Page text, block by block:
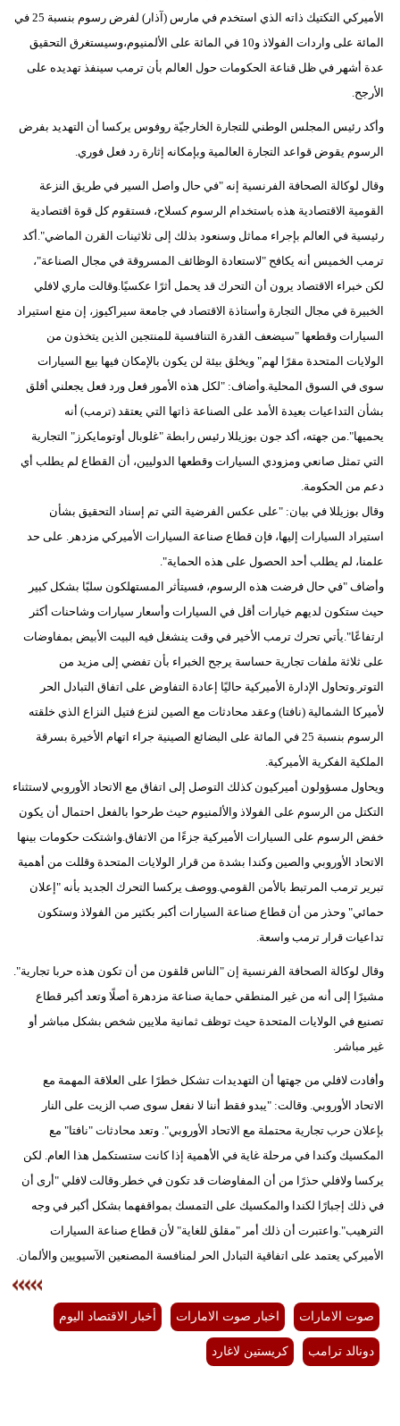
الأميركي التكتيك ذاته الذي استخدم في مارس (آذار) لفرض رسوم بنسبة 25 في
المائة على واردات الفولاذ و10 في المائة على الألمنيوم،وسيستغرق التحقيق
عدة أشهر في ظل قناعة الحكومات حول العالم بأن ترمب سينفذ تهديده على
الأرجح.
وأكد رئيس المجلس الوطني للتجارة الخارجيّة روفوس يركسا أن التهديد بفرض
الرسوم يقوض قواعد التجارة العالمية وبإمكانه إثارة رد فعل فوري.
وقال لوكالة الصحافة الفرنسية إنه "في حال واصل السير في طريق النزعة
القومية الاقتصادية هذه باستخدام الرسوم كسلاح، فستقوم كل قوة اقتصادية
رئيسية في العالم بإجراء مماثل وسنعود بذلك إلى ثلاثينات القرن الماضي".أكد
ترمب الخميس أنه يكافح "لاستعادة الوظائف المسروقة في مجال الصناعة"،
لكن خبراء الاقتصاد يرون أن التحرك قد يحمل أثرًا عكسيًا.وقالت ماري لافلي
الخبيرة في مجال التجارة وأستاذة الاقتصاد في جامعة سيراكيوز، إن منع استيراد
السيارات وقطعها "سيضعف القدرة التنافسية للمنتجين الذين يتخذون من
الولايات المتحدة مقرًا لهم" ويخلق بيئة لن يكون بالإمكان فيها بيع السيارات
سوى في السوق المحلية.وأضاف: "لكل هذه الأمور فعل ورد فعل يجعلني أقلق
بشأن التداعيات بعيدة الأمد على الصناعة ذاتها التي يعتقد (ترمب) أنه
يحميها".من جهته، أكد جون بوزيللا رئيس رابطة "غلوبال أوتومايكرز" التجارية
التي تمثل صانعي ومزودي السيارات وقطعها الدوليين، أن القطاع لم يطلب أي
دعم من الحكومة.
وقال بوزيللا في بيان: "على عكس الفرضية التي تم إسناد التحقيق بشأن
استيراد السيارات إليها، فإن قطاع صناعة السيارات الأميركي مزدهر. على حد
علمنا، لم يطلب أحد الحصول على هذه الحماية".
وأضاف "في حال فرضت هذه الرسوم، فسيتأثر المستهلكون سلبًا بشكل كبير
حيث ستكون لديهم خيارات أقل في السيارات وأسعار سيارات وشاحنات أكثر
ارتفاعًا".يأتي تحرك ترمب الأخير في وقت ينشغل فيه البيت الأبيض بمفاوضات
على ثلاثة ملفات تجارية حساسة يرجح الخبراء بأن تفضي إلى مزيد من
التوتر.وتحاول الإدارة الأميركية حاليًا إعادة التفاوض على اتفاق التبادل الحر
لأميركا الشمالية (نافتا) وعقد محادثات مع الصين لنزع فتيل النزاع الذي خلقته
الرسوم بنسبة 25 في المائة على البضائع الصينية جراء اتهام الأخيرة بسرقة
الملكية الفكرية الأميركية.
ويحاول مسؤولون أميركيون كذلك التوصل إلى اتفاق مع الاتحاد الأوروبي لاستثناء
التكتل من الرسوم على الفولاذ والألمنيوم حيث طرحوا بالفعل احتمال أن يكون
خفض الرسوم على السيارات الأميركية جزءًا من الاتفاق.واشتكت حكومات بينها
الاتحاد الأوروبي والصين وكندا بشدة من قرار الولايات المتحدة وقللت من أهمية
تبرير ترمب المرتبط بالأمن القومي.ووصف يركسا التحرك الجديد بأنه "إعلان
حمائي" وحذر من أن قطاع صناعة السيارات أكبر بكثير من الفولاذ وستكون
تداعيات قرار ترمب واسعة.
وقال لوكالة الصحافة الفرنسية إن "الناس قلقون من أن تكون هذه حربا تجارية".
مشيرًا إلى أنه من غير المنطقي حماية صناعة مزدهرة أصلًا وتعد أكبر قطاع
تصنيع في الولايات المتحدة حيث توظف ثمانية ملايين شخص بشكل مباشر أو
غير مباشر.
وأفادت لافلي من جهتها أن التهديدات تشكل خطرًا على العلاقة المهمة مع
الاتحاد الأوروبي. وقالت: "يبدو فقط أننا لا نفعل سوى صب الزيت على النار
بإعلان حرب تجارية محتملة مع الاتحاد الأوروبي". وتعد محادثات "نافتا" مع
المكسيك وكندا في مرحلة غاية في الأهمية إذا كانت ستستكمل هذا العام. لكن
يركسا ولافلي حذرًا من أن المفاوضات قد تكون في خطر.وقالت لافلي "أرى أن
في ذلك إجبارًا لكندا والمكسيك على التمسك بمواقفهما بشكل أكبر في وجه
الترهيب".واعتبرت أن ذلك أمر "مقلق للغاية" لأن قطاع صناعة السيارات
الأميركي يعتمد على اتفاقية التبادل الحر لمنافسة المصنعين الآسيويين والألمان.
صوت الامارات اخبار صوت الامارات أخبار الاقتصاد اليوم
دونالد ترامب كريستين لاغارد